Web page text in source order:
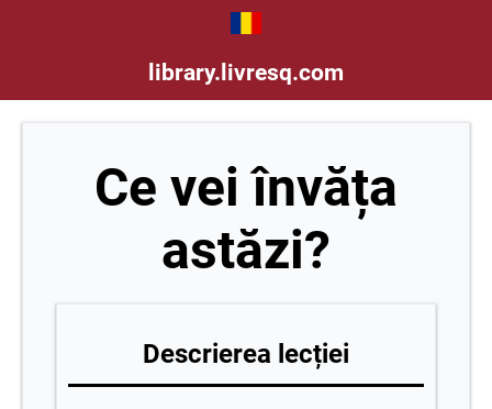
library.livresq.com
Ce vei învăța
astăzi?
Descrierea lecției